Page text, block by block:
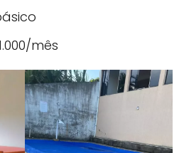
mês